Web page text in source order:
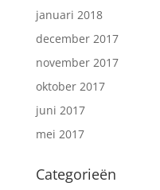
januari 2018
december 2017
november 2017
oktober 2017
juni 2017
mei 2017
Categorieën